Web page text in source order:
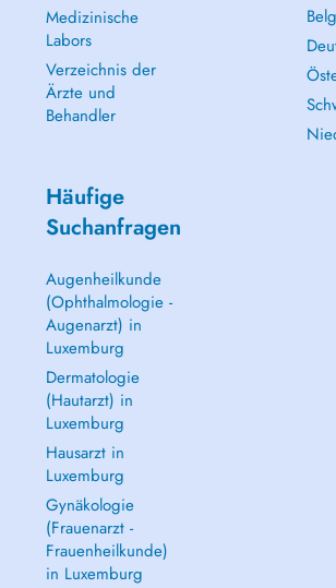
Medizinische
Labors
Verzeichnis der
Ärzte und
Behandler
Häufige
Suchanfragen
Augenheilkunde
(Ophthalmologie -
Augenarzt) in
Luxemburg
Dermatologie
(Hautarzt) in
Luxemburg
Hausarzt in
Luxemburg
Gynäkologie
(Frauenarzt -
Frauenheilkunde)
in Luxemburg